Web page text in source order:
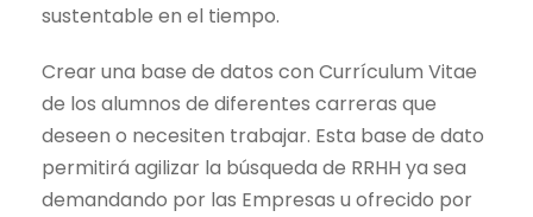
sustentable en el tiempo.
Crear una base de datos con Currículum Vitae
de los alumnos de diferentes carreras que
deseen o necesiten trabajar. Esta base de dato
permitirá agilizar la búsqueda de RRHH ya sea
demandando por las Empresas u ofrecido por